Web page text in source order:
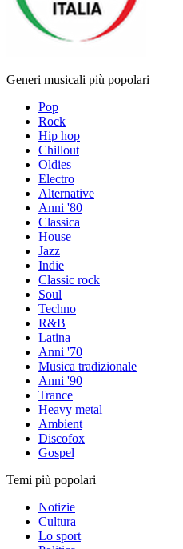
Generi musicali più popolari
Pop
Rock
Hip hop
Chillout
Oldies
Electro
Alternative
Anni '80
Classica
House
Jazz
Indie
Classic rock
Soul
Techno
R&B
Latina
Anni '70
Musica tradizionale
Anni '90
Trance
Heavy metal
Ambient
Discofox
Gospel
Temi più popolari
Notizie
Cultura
Lo sport